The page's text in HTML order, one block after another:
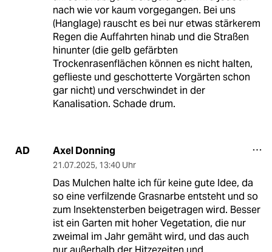
nach wie vor kaum vorgegangen. Bei uns
(Hanglage) rauscht es bei nur etwas stärkerem
Regen die Auffahrten hinab und die Straßen
hinunter (die gelb gefärbten
Trockenrasenflächen können es nicht halten,
geflieste und geschotterte Vorgärten schon
gar nicht) und verschwindet in der
Kanalisation. Schade drum.
AD Axel Donning
21.07.2025, 13:40 Uhr
Das Mulchen halte ich für keine gute Idee, da
so eine verfilzende Grasnarbe entsteht und so
zum Insektensterben beigetragen wird. Besser
ist ein Garten mit hoher Vegetation, die nur
zweimal im Jahr gemäht wird, und das auch